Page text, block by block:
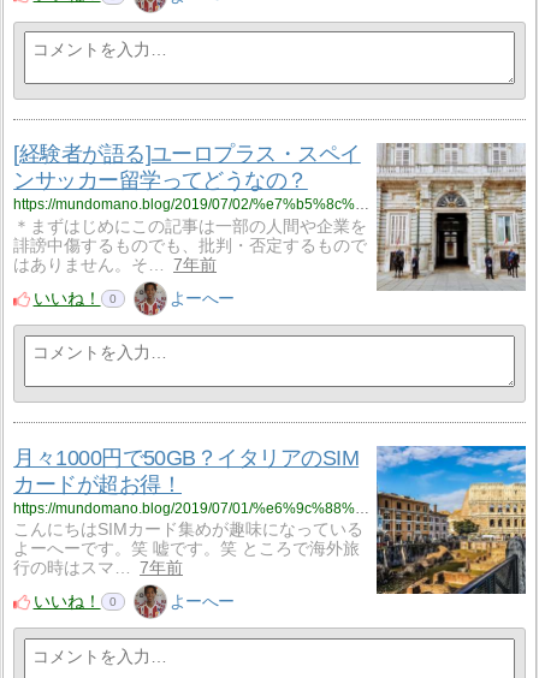
[経験者が語る]ユーロプラス・スペイ
ンサッカー留学ってどうなの？
https://mundomano.blog/2019/07/02/%e7%b5%8c%e9%a8%93%e8%80%85%e3%81%8c%e8%aa%9e%e3%82%8b%e3%83%a6%e3%83%bc%e3%83%ad%e3%83%97%e3%83%a9%e3%82%b9%e3%83%bb%e3%82%b9%e3%83%9a%e3%82%a4%e3%83%b3%e3%82%b5%e3%83%83%e3%82%ab%e3%83%bc%e7%95%99/
＊まずはじめにこの記事は一部の人間や企業を
誹謗中傷するものでも、批判・否定するもので
はありません。そ…
7年前
いいね！
0 よーへー
月々1000円で50GB？イタリアのSIM
カードが超お得！
こんにちはSIMカード集めが趣味になっている
よーへーです。笑 嘘です。笑 ところで海外旅
行の時はスマ…
7年前
いいね！
0 よーへー